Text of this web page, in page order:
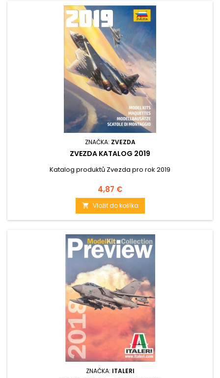
ZNAČKA: ZVEZDA
ZVEZDA KATALOG 2019
Katalog produktů Zvezda pro rok 2019
Cena
4,87 €
 Vložiť do košíka
ZNAČKA: ITALERI